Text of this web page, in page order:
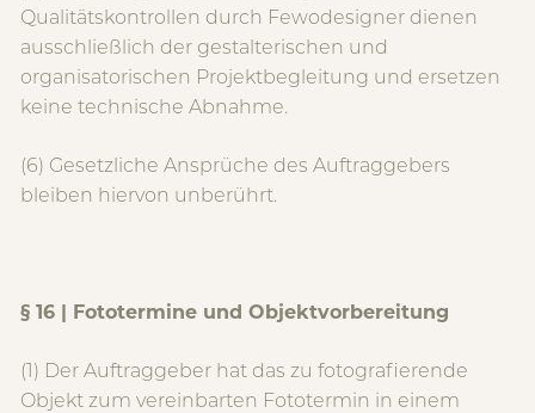
Qualitätskontrollen durch Fewodesigner dienen
ausschließlich der gestalterischen und
organisatorischen Projektbegleitung und ersetzen
keine technische Abnahme.
(6) Gesetzliche Ansprüche des Auftraggebers
bleiben hiervon unberührt.
§ 16 | Fototermine und Objektvorbereitung
(1) Der Auftraggeber hat das zu fotografierende
Objekt zum vereinbarten Fototermin in einem